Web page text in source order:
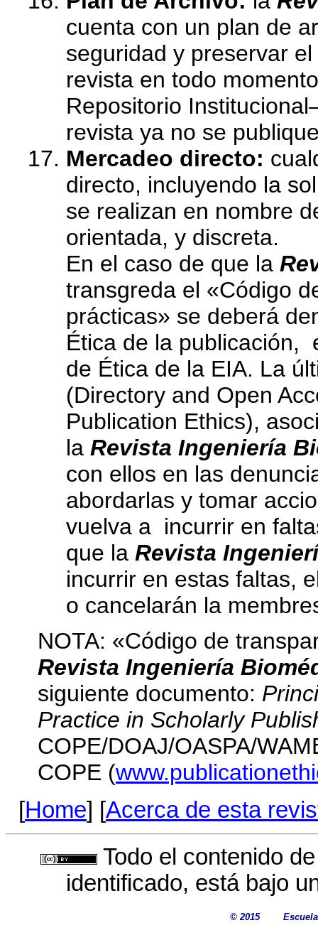
cuenta con un plan de
seguridad y preservar
revista en todo
Repositorio
revista ya no se
Mercadeo directo:
directo, incluyendo la
se realizan en nombre
orientada, y discreta.
En el caso de que la
transgreda el «Código
prácticas» se deberá
Ética de la publicación,
de Ética de la EIA. La
(Directory and Open
Publication Ethics),
la Revista Ingeniería
con ellos en las
abordarlas y tomar
vuelva a incurrir en
que la Revista
incurrir en estas faltas,
o cancelarán la
NOTA: «Código de
Revista Ingeniería
siguiente documento:
Practice in Scholarly
COPE/DOAJ/OASPA/
COPE (
[Home] [Acerca de esta
Todo el contenido
identificado, está bajo
© 2015